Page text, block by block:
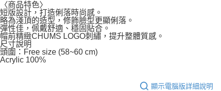
〈商品特色〉
短版設計，打造俐落時尚感。
略為淺頂的造型，修飾臉型更顯俐落。
彈性佳，佩戴舒適、穩固貼合。
帽前精緻CHUMS LOGO刺繡，提升整體質感。
尺寸說明
頭圍：Free size (58~60 cm)
Acrylic 100%
顯示電腦版詳細說明